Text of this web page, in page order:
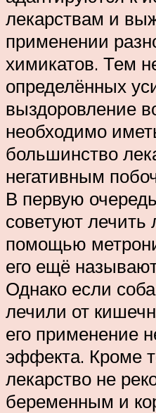
лекарствам и
применении
химикатов. Тем
определённых
выздоровление
необходимо
большинство
негативным
В первую
советуют лечить
помощью
его ещё
Однако если
лечили от
его применение
эффекта. Кроме
лекарство не
беременным и